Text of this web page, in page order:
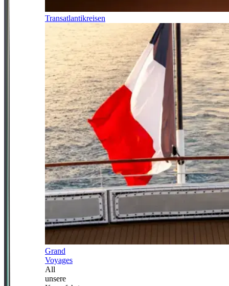
Transatlantikreisen
Grand
Voyages
All
unsere